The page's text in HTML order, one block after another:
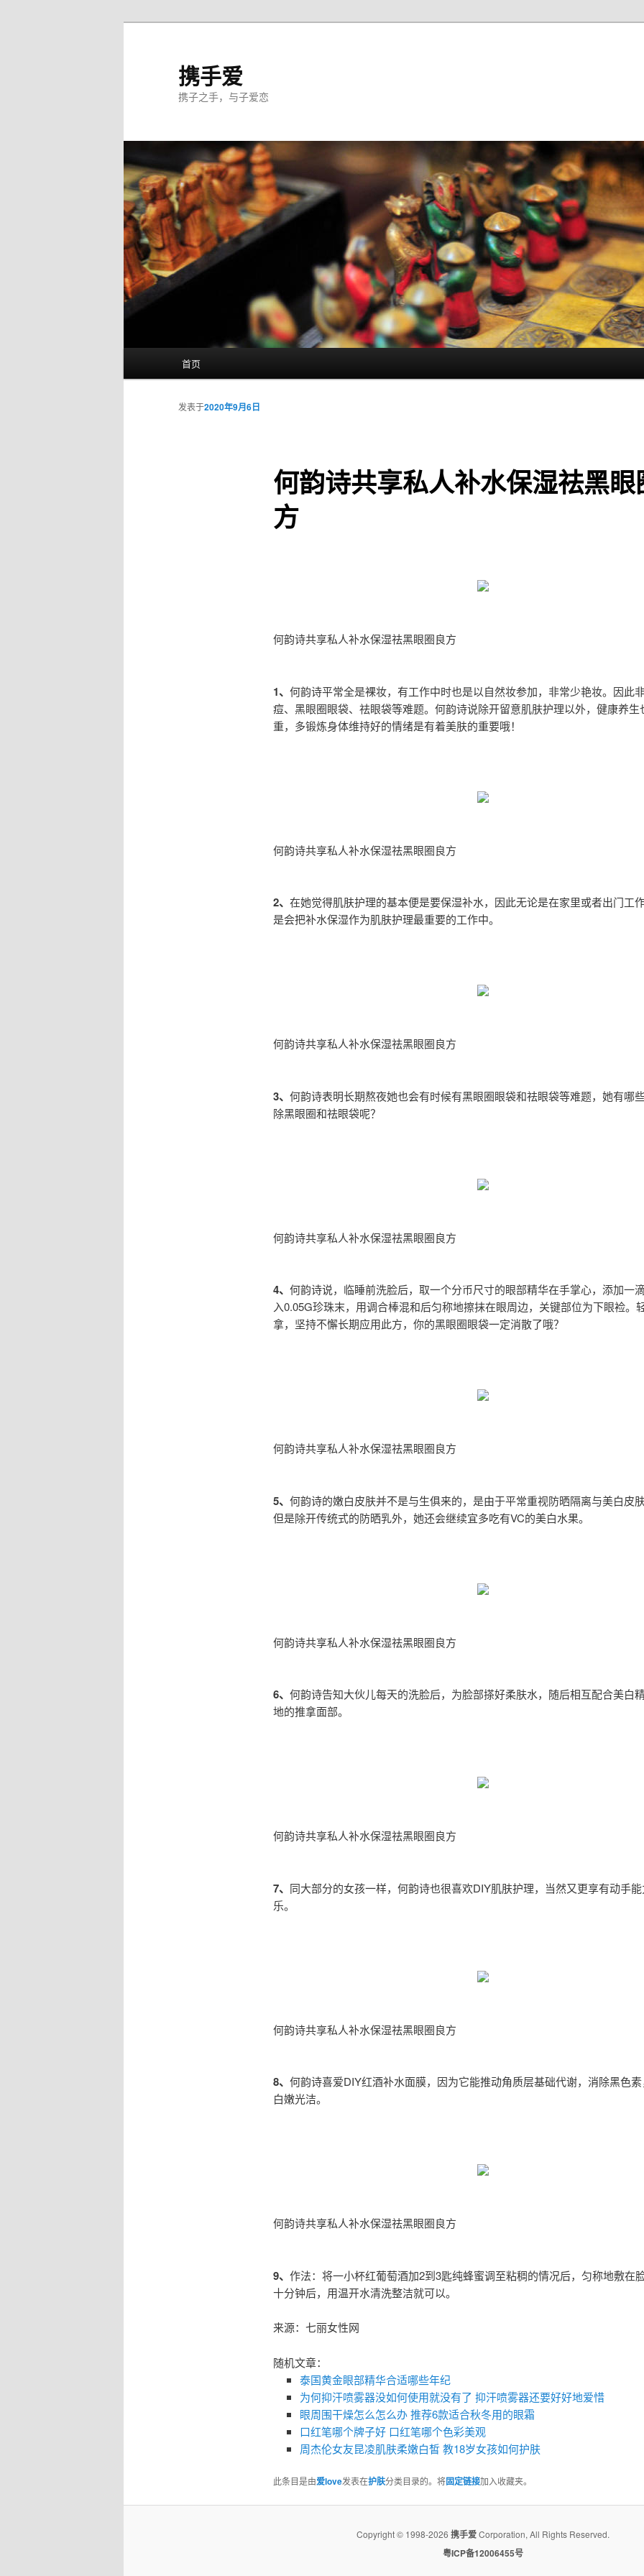
携手爱
携子之手，与子爱恋
首页
何韵诗共享私人补水保湿祛黑眼
方
发表于2020年9月6日
何韵诗共享私人补水保湿祛黑眼圈良方
1、 何韵诗平常全是裸妆，有工作中时也是以自然妆参加，非常少艳妆。因此
痘、黑眼圈眼袋、祛眼袋等难题。何韵诗说除开留意肌肤护理以外，健康养生
重，多锻炼身体维持好的情绪是有着美肤的重要哦！
何韵诗共享私人补水保湿祛黑眼圈良方
2、 在她觉得肌肤护理的基本便是要保湿补水，因此无论是在家里或者出门工
是会把补水保湿作为肌肤护理最重要的工作中。
何韵诗共享私人补水保湿祛黑眼圈良方
3、 何韵诗表明长期熬夜她也会有时候有黑眼圈眼袋和祛眼袋等难题，她有哪
除黑眼圈和祛眼袋呢？
何韵诗共享私人补水保湿祛黑眼圈良方
4、 何韵诗说，临睡前洗脸后，取一个分币尺寸的眼部精华在手掌心，添加一
入0.05G珍珠末，用调合棒混和后匀称地擦抹在眼周边，关键部位为下眼裣。
拿，坚持不懈长期应用此方，你的黑眼圈眼袋一定消散了哦？
何韵诗共享私人补水保湿祛黑眼圈良方
5、 何韵诗的嫩白皮肤并不是与生俱来的，是由于平常重视防晒隔离与美白皮
但是除开传统式的防晒乳外，她还会继续宜多吃有VC的美白水果。
何韵诗共享私人补水保湿祛黑眼圈良方
6、 何韵诗告知大伙儿每天的洗脸后，为脸部搽好柔肤水，随后相互配合美白
地的推拿面部。
何韵诗共享私人补水保湿祛黑眼圈良方
7、 同大部分的女孩一样，何韵诗也很喜欢DIY肌肤护理，当然又更享有动手
乐。
何韵诗共享私人补水保湿祛黑眼圈良方
8、 何韵诗喜爱DIY红酒补水面膜，因为它能推动角质层基础代谢，消除黑色
白嫩光洁。
何韵诗共享私人补水保湿祛黑眼圈良方
9、 作法：将一小杯红葡萄酒加2到3匙纯蜂蜜调至粘稠的情况后，匀称地敷在
十分钟后，用温开水清洗整洁就可以。
来源：七丽女性网
随机文章：
泰国黄金眼部精华合适哪些年纪
为何抑汗喷雾器没如何使用就没有了 抑汗喷雾器还要好好地爱惜
眼周围干燥怎么怎么办 推荐6款适合秋冬用的眼霜
口红笔哪个牌子好 ​口红笔哪个色彩美观
周杰伦女友昆凌肌肤柔嫩白皙 教18岁女孩如何护肤
此条目是由爱love发表在护肤分类目录的。将固定链接加入收藏夹。
Copyright © 1998-2026 携手爱Corporation, All Rights Reserved.
粤ICP备12006455号